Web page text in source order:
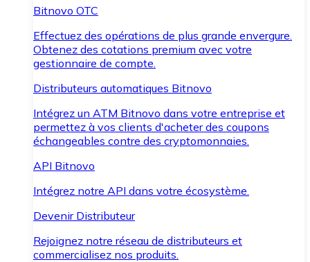
Bitnovo OTC
Effectuez des opérations de plus grande envergure.
Obtenez des cotations premium avec votre
gestionnaire de compte.
Distributeurs automatiques Bitnovo
Intégrez un ATM Bitnovo dans votre entreprise et
permettez à vos clients d'acheter des coupons
échangeables contre des cryptomonnaies.
API Bitnovo
Intégrez notre API dans votre écosystème.
Devenir Distributeur
Rejoignez notre réseau de distributeurs et
commercialisez nos produits.